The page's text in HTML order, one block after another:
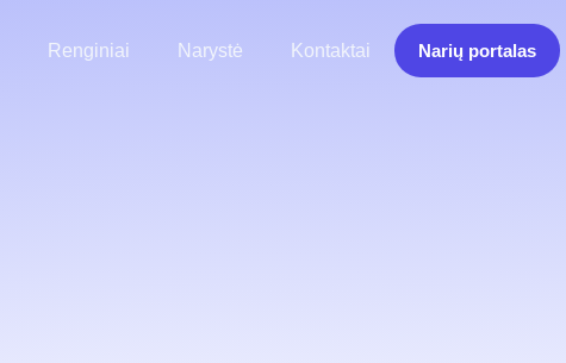
Renginiai Narystė Kontaktai Narių portalas